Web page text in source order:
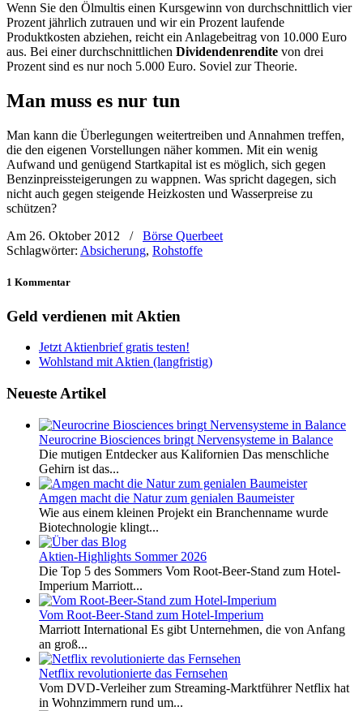
Wenn Sie den Ölmultis einen Kursgewinn von durchschnittlich vier
Prozent jährlich zutrauen und wir ein Prozent laufende
Produktkosten abziehen, reicht ein Anlagebeitrag von 10.000 Euro
aus. Bei einer durchschnittlichen Dividendenrendite von drei
Prozent sind es nur noch 5.000 Euro. Soviel zur Theorie.
Man muss es nur tun
Man kann die Überlegungen weitertreiben und Annahmen treffen,
die den eigenen Vorstellungen näher kommen. Mit ein wenig
Aufwand und genügend Startkapital ist es möglich, sich gegen
Benzinpreissteigerungen zu wappnen. Was spricht dagegen, sich
nicht auch gegen steigende Heizkosten und Wasserpreise zu
schützen?
Am 26. Oktober 2012
/
Börse Querbeet
Schlagwörter: Absicherung, Rohstoffe
1 Kommentar
Geld verdienen mit Aktien
Jetzt Aktienbrief gratis testen!
Wohlstand mit Aktien (langfristig)
Neueste Artikel
Neurocrine Biosciences bringt Nervensysteme in Balance
Die mutigen Entdecker aus Kalifornien Das menschliche
Gehirn ist das...
Amgen macht die Natur zum genialen Baumeister
Wie aus einem kleinen Projekt ein Branchenname wurde
Biotechnologie klingt...
Aktien-Highlights Sommer 2026
Die Top 5 des Sommers Vom Root-Beer-Stand zum Hotel-
Imperium Marriott...
Vom Root-Beer-Stand zum Hotel-Imperium
Marriott International Es gibt Unternehmen, die von Anfang
an groß...
Netflix revolutionierte das Fernsehen
Vom DVD-Verleiher zum Streaming-Marktführer Netflix hat
in Wohnzimmern rund um...